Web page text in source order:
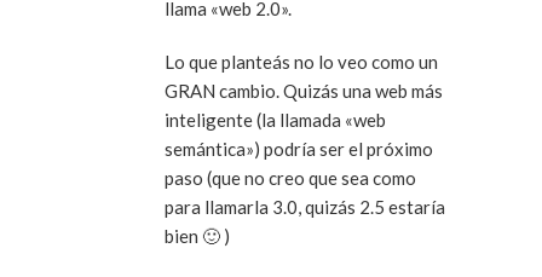
llama «web 2.0».
Lo que planteás no lo veo como un
GRAN cambio. Quizás una web más
inteligente (la llamada «web
semántica») podría ser el próximo
paso (que no creo que sea como
para llamarla 3.0, quizás 2.5 estaría
bien 🙂 )